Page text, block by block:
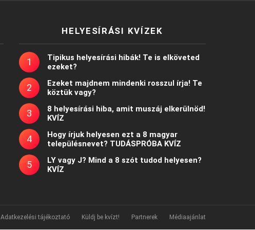
HELYESÍRÁSI KVÍZEK
Tipikus helyesírási hibák! Te is elköveted
ezeket?
Ezeket majdnem mindenki rosszul írja! Te
köztük vagy?
8 helyesírási hiba, amit muszáj elkerülnöd!
KVÍZ
Hogy írjuk helyesen ezt a 8 magyar
településnevet? TUDÁSPRÓBA KVÍZ
LY vagy J? Mind a 8 szót tudod helyesen?
KVÍZ
Adatkezelési tájékoztató Küldj be kvízt! Partnerek Médiaajánlat